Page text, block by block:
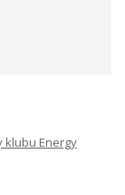
klubu Energy